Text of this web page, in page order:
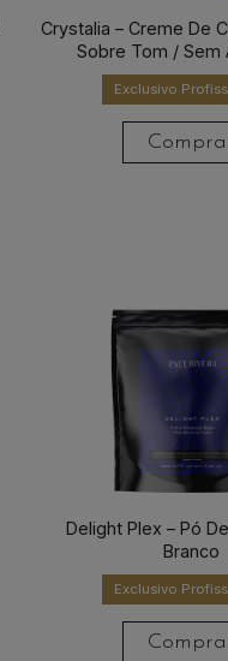
Crystalia – Creme De
Sobre Tom / Sem
Exclusivo
Delight Plex – Pó
Branco
Exclusivo